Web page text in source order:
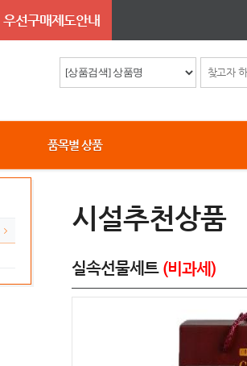
우선구매제도안내
품목별 상품
시설추천상품
실속선물세트 (비과세)